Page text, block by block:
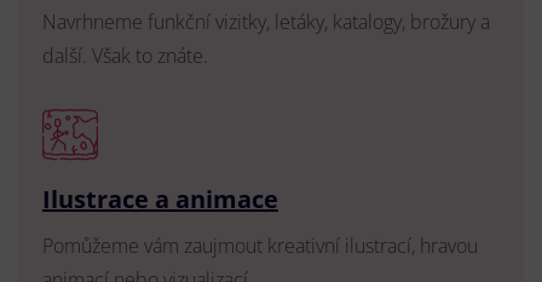
Navrhneme funkční vizitky, letáky, katalogy, brožury a
další. Však to znáte.
Ilustrace a animace
Pomůžeme vám zaujmout kreativní ilustrací, hravou